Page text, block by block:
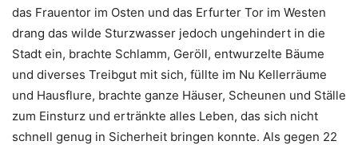
das Frauentor im Osten und das Erfurter Tor im Westen
drang das wilde Sturzwasser jedoch ungehindert in die
Stadt ein, brachte Schlamm, Geröll, entwurzelte Bäume
und diverses Treibgut mit sich, füllte im Nu Kellerräume
und Hausflure, brachte ganze Häuser, Scheunen und Ställe
zum Einsturz und ertränkte alles Leben, das sich nicht
schnell genug in Sicherheit bringen konnte. Als gegen 22